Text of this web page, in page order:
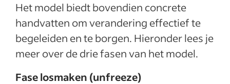
Het model biedt bovendien concrete
handvatten om verandering effectief te
begeleiden en te borgen. Hieronder lees je
meer over de drie fasen van het model.
Fase losmaken (unfreeze)